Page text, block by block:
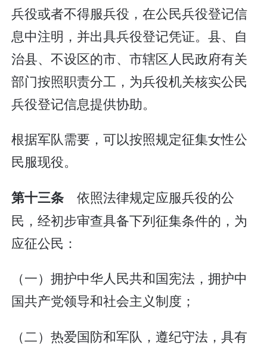
兵役或者不得服兵役，在公民兵役登记信
息中注明，并出具兵役登记凭证。县、自
治县、不设区的市、市辖区人民政府有关
部门按照职责分工，为兵役机关核实公民
兵役登记信息提供协助。
根据军队需要，可以按照规定征集女性公
民服现役。
第十三条 依照法律规定应服兵役的公
民，经初步审查具备下列征集条件的，为
应征公民：
（一）拥护中华人民共和国宪法，拥护中
国共产党领导和社会主义制度；
（二）热爱国防和军队，遵纪守法，具有